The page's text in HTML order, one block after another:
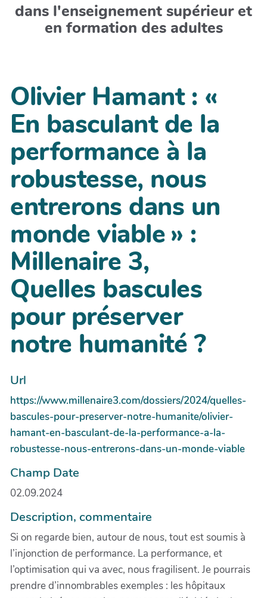
dans l'enseignement supérieur et
en formation des adultes
Olivier Hamant : «
En basculant de la
performance à la
robustesse, nous
entrerons dans un
monde viable » :
Millenaire 3,
Quelles bascules
pour préserver
notre humanité ?
Url
https://www.millenaire3.com/dossiers/2024/quelles-
bascules-pour-preserver-notre-humanite/olivier-
hamant-en-basculant-de-la-performance-a-la-
robustesse-nous-entrerons-dans-un-monde-viable
Champ Date
02.09.2024
Description, commentaire
Si on regarde bien, autour de nous, tout est soumis à
l’injonction de performance. La performance, et
l’optimisation qui va avec, nous fragilisent. Je pourrais
prendre d’innombrables exemples : les hôpitaux